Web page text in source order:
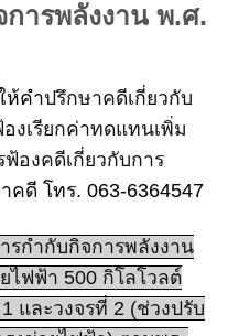
ารพลังงาน พ.ศ.
ห้คำปรึกษาคดีเกี่ยวกับ
งเรียกค่าทดแทนเพิ่ม
องคดีเกี่ยวกับการ
คดี โทร. 063-6364547
รกำกับกิจการพลังงาน
ไฟฟ้า 500 กิโลโวลต์
และวงจรที่ 2 (ช่วงปรับ